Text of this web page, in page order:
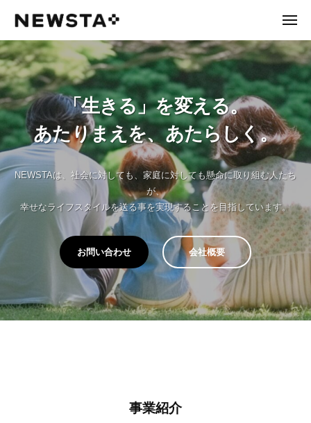
テ
ン
ツ
ス
キ
プ
N
E
W
S
T
A
あ
た
り
ま
を
あ
た
メ
ュ
「生きる」を変える。
あたりまえを、あたらしく。
NEWSTAは、社会に対しても、家庭に対しても懸命に取り組む人たち
が、
幸せなライフスタイルを送る事を実現することを目指しています。
お問い合わせ 会社概要
事業紹介
E
S
T
A